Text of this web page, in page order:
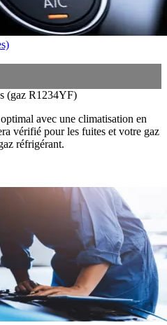
(gaz R1234YF)
avec une climatisation en
vérifié pour les fuites et votre gaz
réfrigérant.